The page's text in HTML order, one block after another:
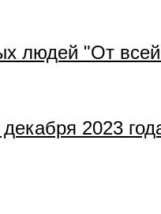
людей "От
2023